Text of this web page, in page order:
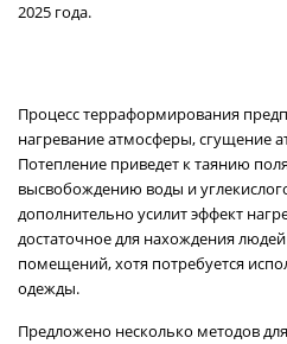
2025 года.
Процесс терраформирования
нагревание атмосферы, сгущение
Потепление приведет к таянию
высвобождению воды и
дополнительно усилит эффект
достаточное для нахождения
помещений, хотя потребуется
одежды.
Предложено несколько методов